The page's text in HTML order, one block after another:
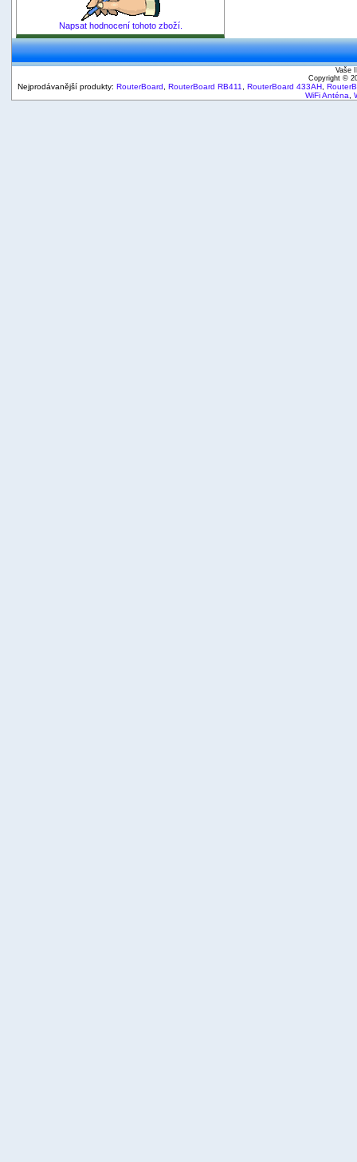
Napsat hodnocení tohoto zboží.
Vaše
Copyright ©
Nejprodávanější produkty: RouterBoard RouterBoard RB411 RouterBoard 433AH
WiFi Anténa